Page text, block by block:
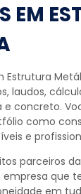
EM
Estrutura
laudos,
concreto.
como
e
parceiros
empresa que
em